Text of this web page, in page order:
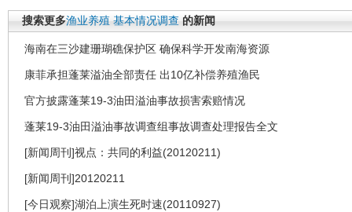
搜索更多渔业养殖 基本情况调查 的新闻
海南在三沙建珊瑚礁保护区 确保科学开发南海资源
康菲承担蓬莱溢油全部责任 出10亿补偿养殖渔民
官方披露蓬莱19-3油田溢油事故损害索赔情况
蓬莱19-3油田溢油事故调查组事故调查处理报告全文
[新闻周刊]视点：共同的利益(20120211)
[新闻周刊]20120211
[今日观察]湖泊上演生死时速(20110927)